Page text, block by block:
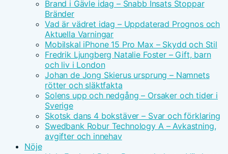
Brand i Gävle idag – Snabb Insats Stoppar
Bränder
Vad är vädret idag – Uppdaterad Prognos och
Aktuella Varningar
Mobilskal iPhone 15 Pro Max – Skydd och Stil
Fredrik Ljungberg Natalie Foster – Gift, barn
och liv i London
Johan de Jong Skierus ursprung – Namnets
rötter och släktfakta
Solens upp och nedgång – Orsaker och tider i
Sverige
Skotsk dans 4 bokstäver – Svar och förklaring
Swedbank Robur Technology A – Avkastning,
avgifter och innehav
Nöje